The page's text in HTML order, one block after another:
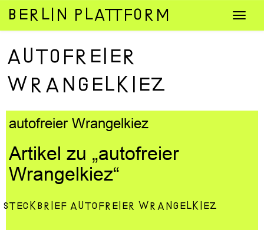
Zum
Inhalt
springen
autofreier
Wrangelkiez
autofreier Wrangelkiez
Artikel zu „autofreier
Wrangelkiez“
Steckbrief autofreier Wrangelkiez